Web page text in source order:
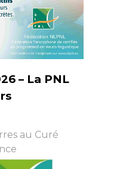
– La PNL
au Curé